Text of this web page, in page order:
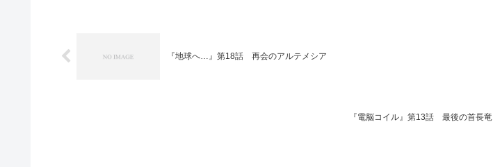
『地球へ…』第18話 再会のアルテメシア
『電脳コイル』第13話 最後の首長竜